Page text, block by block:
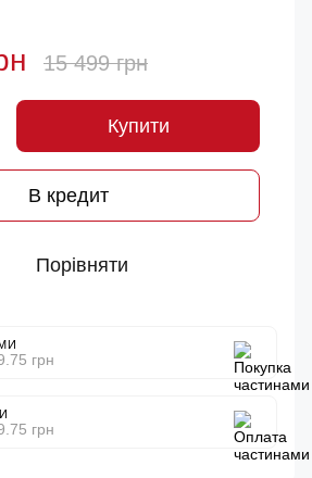
15 499 грн
Купити
В кредит
Порівняти
грн
грн